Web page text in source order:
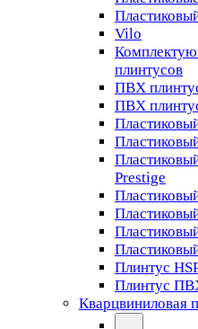
Vilo
плинтусов
ПВХ
ПВХ
Prestige
Плинтус
Плинтус
Кварцвиниловая